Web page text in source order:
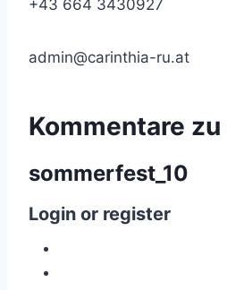
+43 664 3430927
admin@carinthia-ru.at
Kommentare zu
sommerfest_10
Login or register